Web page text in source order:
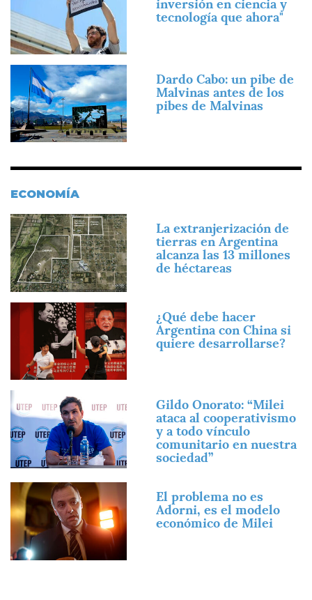
inversión en ciencia y
tecnología que ahora"
Imagen
Dardo Cabo: un pibe de
Malvinas antes de los
pibes de Malvinas
ECONOMÍA
Imagen
La extranjerización de
tierras en Argentina
alcanza las 13 millones
de héctareas
Imagen
¿Qué debe hacer
Argentina con China si
quiere desarrollarse?
Gildo Onorato: “Milei
ataca al cooperativismo
y a todo vínculo
comunitario en nuestra
sociedad”
Imagen
El problema no es
Adorni, es el modelo
económico de Milei